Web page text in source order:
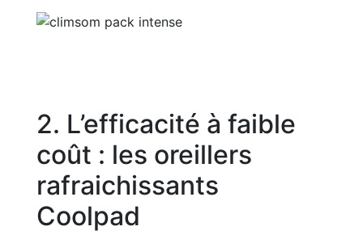
2. L’efficacité à faible
coût : les oreillers
rafraichissants
Coolpad